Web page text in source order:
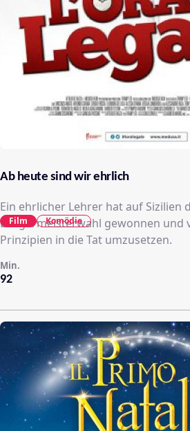
Ab heute sind wir ehrlich
Ein ehrlicher Lehrer hat auf Sizilien
Bürgermeisterwahl gewonnen und
Prinzipien in die Tat umzusetzen.
92
Min.
Film Komödie